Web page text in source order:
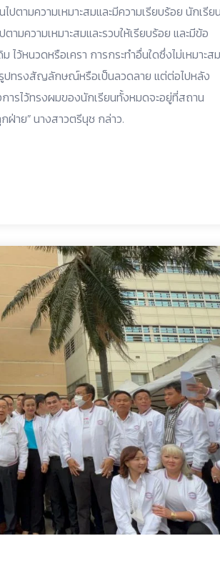
ปตามความเหมาะสมและมีความเรียบร้อย นักเรียน
มความเหมาะสมและรวบให้เรียบร้อย และมีข้อ
หนวดหรือเครา การกระทำอื่นใดซึ่งไม่เหมาะสม
ปทรงสัญลักษณ์หรือเป็นลวดลาย แต่ต่อไปหลัง
ารไว้ทรงผมของนักเรียนทั้งหมดจะอยู่ที่สถาน
าย” นางสาวตรีนุช กล่าว.